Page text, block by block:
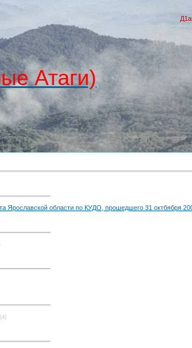
Атаги)
Ярославской области по КУДО, прошедшего 31 октбября
(4)